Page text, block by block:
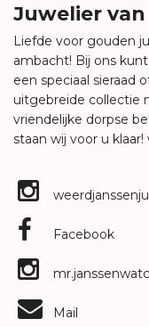
Juwelier
Liefde voor gouden
ambacht! Bij ons
een speciaal sieraad
uitgebreide collectie
vriendelijke dorpse
staan wij voor u klaar!
Facebook
Mail